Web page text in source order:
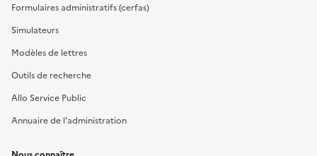
Formulaires administratifs (cerfas)
Simulateurs
Modèles de lettres
Outils de recherche
Allo Service Public
Annuaire de l'administration